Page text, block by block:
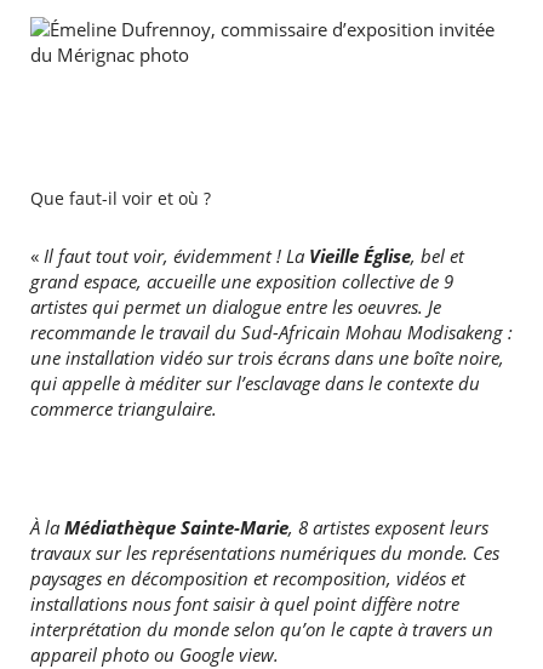
Que faut-il voir et où ?
«Il faut tout voir, évidemment ! La Vieille Église, bel et
grand espace, accueille une exposition collective de 9
artistes qui permet un dialogue entre les oeuvres. Je
recommande le travail du Sud-Africain Mohau Modisakeng :
une installation vidéo sur trois écrans dans une boîte noire,
qui appelle à méditer sur l’esclavage dans le contexte du
commerce triangulaire.
À laMédiathèque Sainte-Marie, 8 artistes exposent leurs
travaux sur les représentations numériques du monde. Ces
paysages en décomposition et recomposition, vidéos et
installations nous font saisir à quel pointdiffère notre
interprétation du monde selon qu’on le capte à travers un
appareil photo ou Google view.